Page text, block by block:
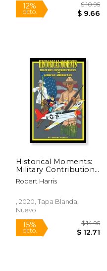
12%
dcto. $ 7.05
Historical Moments:
Military Contributions
of African Americans
(en Inglés)
Robert Harris
, 2020, Tapa Blanda,
Nuevo